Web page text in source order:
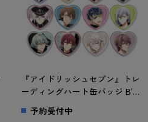
『アイドリッシュセブン』トレ
ーディングハート缶バッジ B's-
LOG Collection 単品
予約受付中